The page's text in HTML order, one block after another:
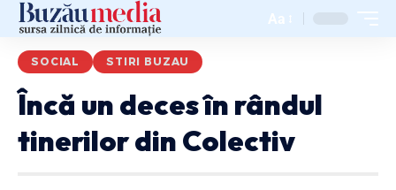
Aa
SOCIAL STIRI BUZAU
Încă un deces în rândul
tinerilor din Colectiv